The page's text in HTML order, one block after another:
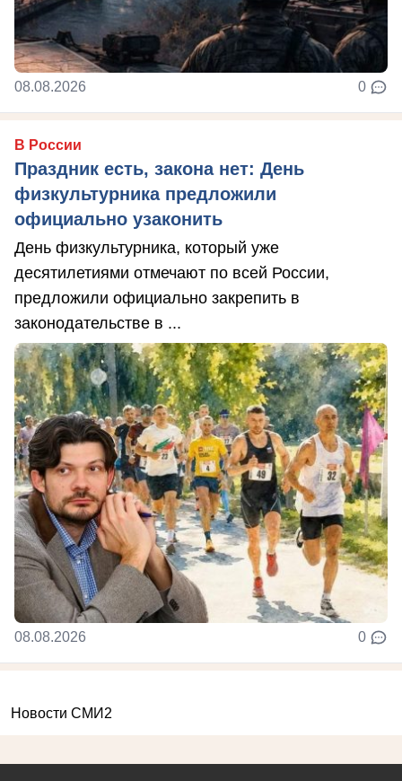
08.08.2026 0
В России
Праздник есть, закона нет: День
физкультурника предложили
официально узаконить
День физкультурника, который уже
десятилетиями отмечают по всей России,
предложили официально закрепить в
законодательстве в ...
08.08.2026 0
Новости СМИ2